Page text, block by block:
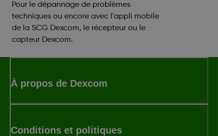
Pour le dépannage de problèmes
techniques ou encore avec l'appli mobile
de la SCG Dexcom, le récepteur ou le
capteur Dexcom.
À propos de Dexcom
Conditions et politiques